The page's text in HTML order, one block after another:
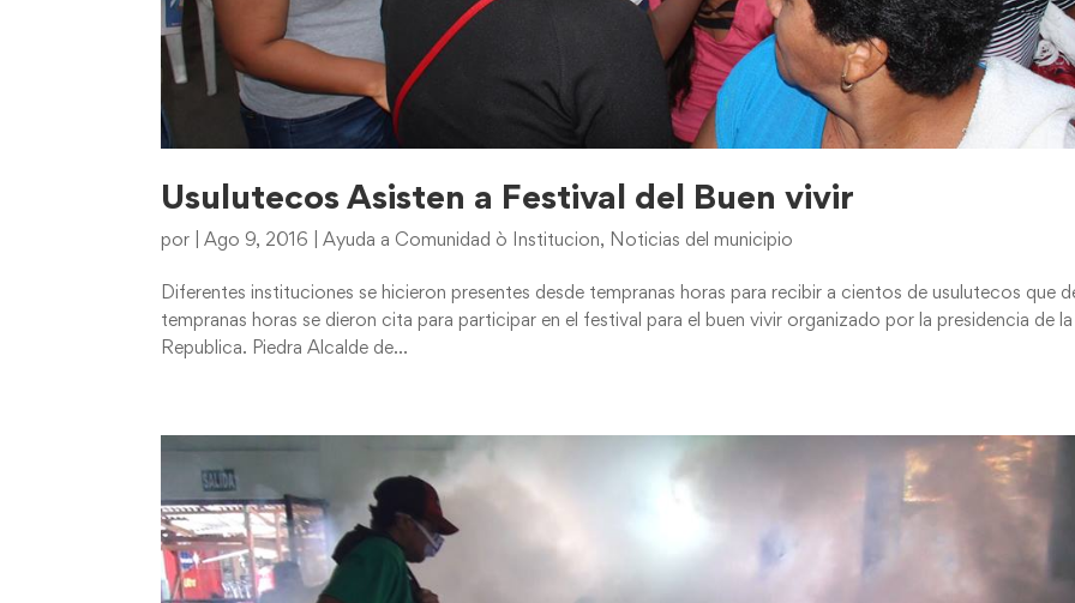
Usulutecos Asisten a Festival del Buen vivir
por |Ago 9, 2016 |Ayuda a Comunidad ò Institucion, Noticias del municipio
Diferentes instituciones se hicieron presentes desde tempranas horas para recibir a cientos de usulutecos que
tempranas horas se dieron cita para participar en el festival para el buen vivir organizado por la presidencia de la
Republica. Piedra Alcalde de...